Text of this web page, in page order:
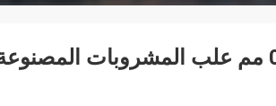
0.15 - 0.25 مم علب المشروبات